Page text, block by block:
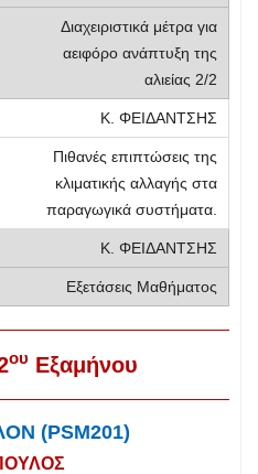
Διαχειριστικά μέτρα για
αειφόρο ανάπτυξη της
αλιείας 2/2
Κ. ΦΕΙΔΑΝΤΣΗΣ
Πιθανές επιπτώσεις της
κλιματικής αλλαγής στα
παραγωγικά συστήματα.
Κ. ΦΕΙΔΑΝΤΣΗΣ
Εξετάσεις Μαθήματος
ου Εξαμήνου
(PSM201)